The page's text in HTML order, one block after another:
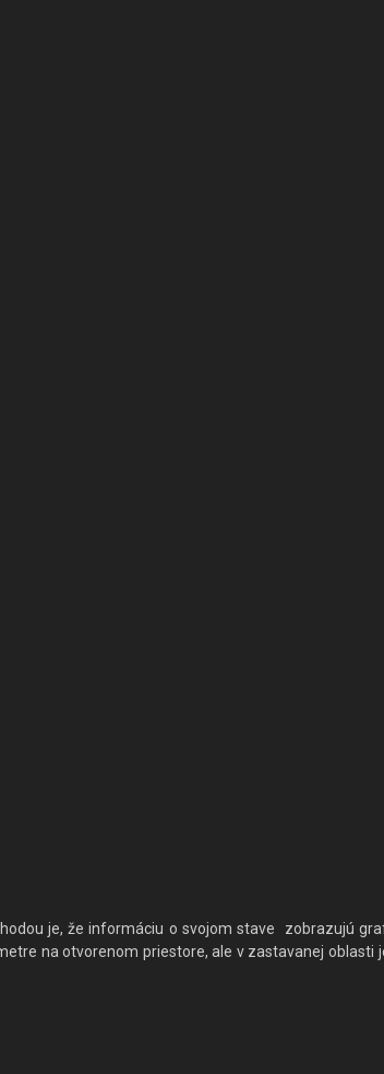
je, že informáciu o svojom stave zobrazujú
na otvorenom priestore, ale v zastavanej